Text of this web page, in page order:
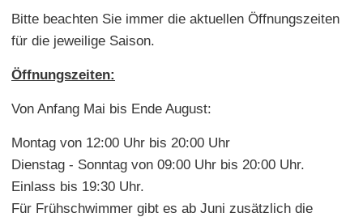
Bitte beachten Sie immer die aktuellen Öffnungszeiten
für die jeweilige Saison.
Öffnungszeiten:
Von Anfang Mai bis Ende August:
Montag von 12:00 Uhr bis 20:00 Uhr
Dienstag - Sonntag von 09:00 Uhr bis 20:00 Uhr.
Einlass bis 19:30 Uhr.
Für Frühschwimmer gibt es ab Juni zusätzlich die